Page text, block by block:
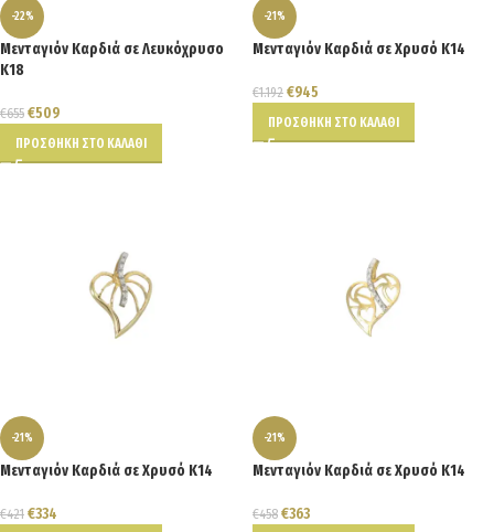
-22%
Μενταγιόν Καρδιά σε Λευκόχρυσο
Κ18
€655 €509
ΠΡΟΣΘΉΚΗ ΣΤΟ ΚΑΛΆΘΙ
-21%
Μενταγιόν Καρδιά σε Χρυσό Κ14
€1.192 €945
ΠΡΟΣΘΉΚΗ ΣΤΟ ΚΑΛΆΘΙ
-21%
Μενταγιόν Καρδιά σε Χρυσό Κ14
€421 €334
-21%
Μενταγιόν Καρδιά σε Χρυσό Κ14
€458 €363